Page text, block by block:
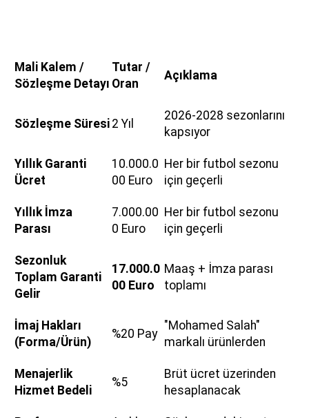
Mali Kalem /
Sözleşme Detayı
Tutar /
Oran
Açıklama
Sözleşme Süresi 2 Yıl
2026-2028 sezonlarını
kapsıyor
Yıllık Garanti
Ücret
10.000.0
00 Euro
Her bir futbol sezonu
için geçerli
Yıllık İmza
Parası
7.000.00
0 Euro
Her bir futbol sezonu
için geçerli
Sezonluk
Toplam Garanti
Gelir
17.000.0
00 Euro
Maaş + İmza parası
toplamı
İmaj Hakları
(Forma/Ürün)
%20 Pay
"Mohamed Salah"
markalı ürünlerden
Menajerlik
Hizmet Bedeli
%5
Brüt ücret üzerinden
hesaplanacak